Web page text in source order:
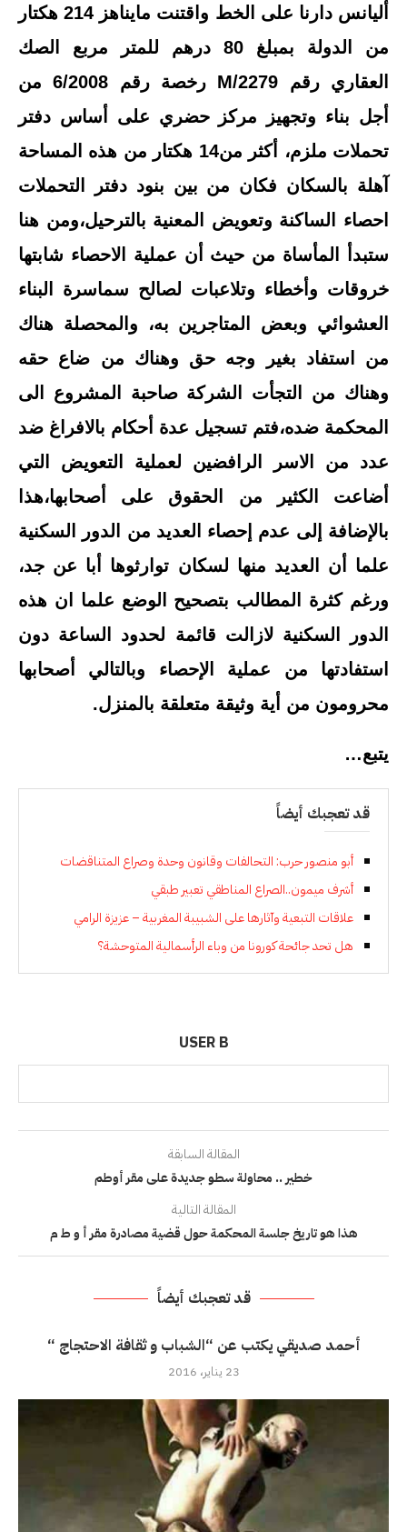
أليانس دارنا على الخط واقتنت مايناهز 214 هكتار
من الدولة بمبلغ 80 درهم للمتر مربع الصك
العقاري رقم 2279/M رخصة رقم 6/2008 من
أجل بناء وتجهيز مركز حضري على أساس دفتر
تحملات ملزم، أكثر من14 هكتار من هذه المساحة
آهلة بالسكان فكان من بين بنود دفتر التحملات
احصاء الساكنة وتعويض المعنية بالترحيل،ومن هنا
ستبدأ المأساة من حيث أن عملية الاحصاء شابتها
خروقات وأخطاء وتلاعبات لصالح سماسرة البناء
العشوائي وبعض المتاجرين به، والمحصلة هناك
من استفاد بغير وجه حق وهناك من ضاع حقه
وهناك من التجأت الشركة صاحبة المشروع الى
المحكمة ضده،فتم تسجيل عدة أحكام بالافراغ ضد
عدد من الاسر الرافضين لعملية التعويض التي
أضاعت الكثير من الحقوق على أصحابها،هذا
بالإضافة إلى عدم إحصاء العديد من الدور السكنية
علما أن العديد منها لسكان توارثوها أبا عن جد،
ورغم كثرة المطالب بتصحيح الوضع علما ان هذه
الدور السكنية لازالت قائمة لحدود الساعة دون
استفادتها من عملية الإحصاء وبالتالي أصحابها
محرومون من أية وثيقة متعلقة بالمنزل.
يتبع…
قد تعجبك أيضاً
أبو منصور حرب: التحالفات وقانون وحدة وصراع المتناقضات
أشرف ميمون..الصراع المناطقي تعبير طبقي
علاقات التبعية وآثارها على الشبيبة المغربية – عزيزة الرامي
هل تحد جائحة كورونا من وباء الرأسمالية المتوحشة؟
USER B
المقالة السابقة
خطير .. محاولة سطو جديدة على مقر أوطم
المقالة التالية
هذا هو تاريخ جلسة المحكمة حول قضية مصادرة مقر أ و ط م
قد تعجبك أيضاً
أحمد صديقي يكتب عن “الشباب و ثقافة الاحتجاج “
23 يناير، 2016